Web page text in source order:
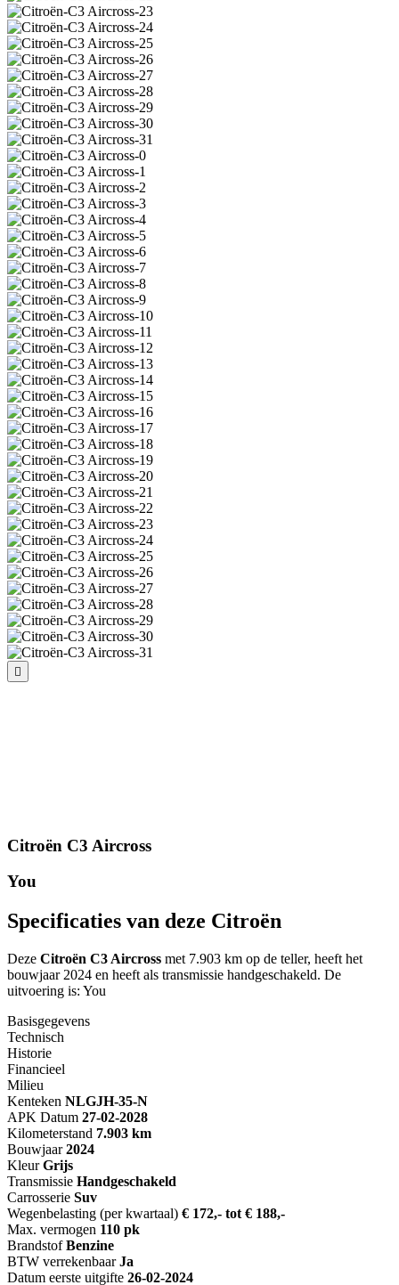
Citroën C3 Aircross
You
Specificaties van deze Citroën
Deze Citroën C3 Aircross met 7.903 km op de teller, heeft het
bouwjaar 2024 en heeft als transmissie handgeschakeld. De
uitvoering is: You
Basisgegevens
Technisch
Historie
Financieel
Milieu
Kenteken NLGJH-35-N
APK Datum 27-02-2028
Kilometerstand 7.903 km
Bouwjaar 2024
Kleur Grijs
Transmissie Handgeschakeld
Carrosserie Suv
Wegenbelasting (per kwartaal) € 172,- tot € 188,-
Max. vermogen 110 pk
Brandstof Benzine
BTW verrekenbaar Ja
Datum eerste uitgifte 26-02-2024